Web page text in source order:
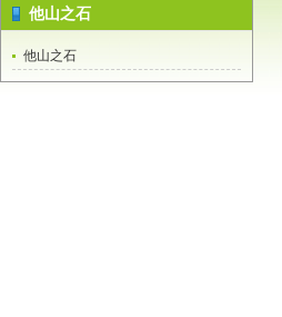
他山之石
他山之石